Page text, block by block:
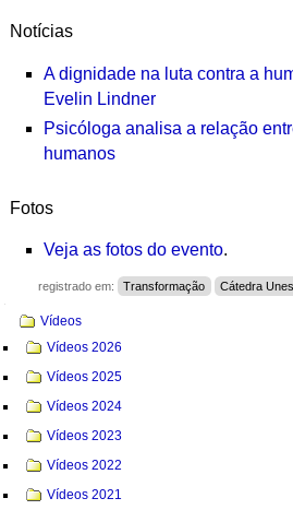
Notícias
A dignidade na luta contra a
Evelin Lindner
Psicóloga analisa a relação
humanos
Fotos
Veja as fotos do evento.
registrado em: Transformação Cátedra
Vídeos
Vídeos 2026
Vídeos 2025
Vídeos 2024
Vídeos 2023
Vídeos 2022
Vídeos 2021